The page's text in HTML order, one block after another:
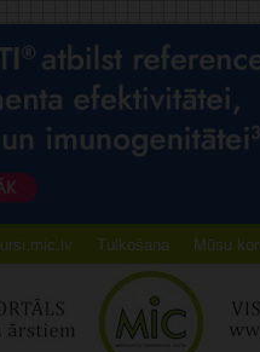
Tulkošana Mūsu